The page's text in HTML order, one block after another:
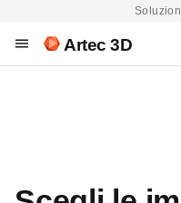
Artec 3D